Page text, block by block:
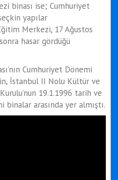
binası ise; Cumhuriyet
yapılar
Merkezi, 17 Ağustos
hasar gördüğü
Cumhuriyet Dönemi
İstanbul II Nolu Kültür ve
19.1.1996 tarih ve
binalar arasında yer almıştı.